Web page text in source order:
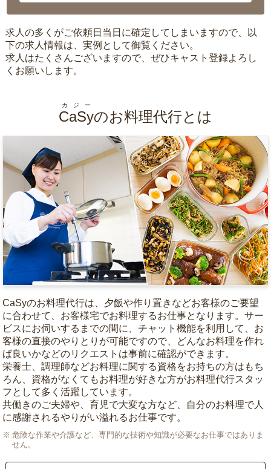
求人の多くがご依頼日当日に確定してしまいますので、以
下の求人情報は、実例として御覧ください。
求人はたくさんございますので、ぜひキャスト登録よろし
くお願いします。
CaSy
カジー
のお料理代行とは
CaSyのお料理代行は、夕飯や作り置きなどお客様のご要望
に合わせて、お客様宅でお料理するお仕事となります。サー
ビスにお伺いするまでの間に、チャット機能を利用して、お
客様の直接のやりとりが可能ですので、どんなお料理を作れ
ば良いかなどのリクエストは事前に確認ができます。
栄養士、調理師などお料理に関する資格をお持ちの方はもち
ろん、資格がなくてもお料理が好きな方がお料理代行スタッ
フとして多く活躍しています。
共働きのご夫婦や、育児で大変な方など、自分のお料理で人
に感謝されるやりがい溢れるお仕事です。
危険な作業や介護など、専門的な技術や知識が必要なお仕事ではありま
せん。